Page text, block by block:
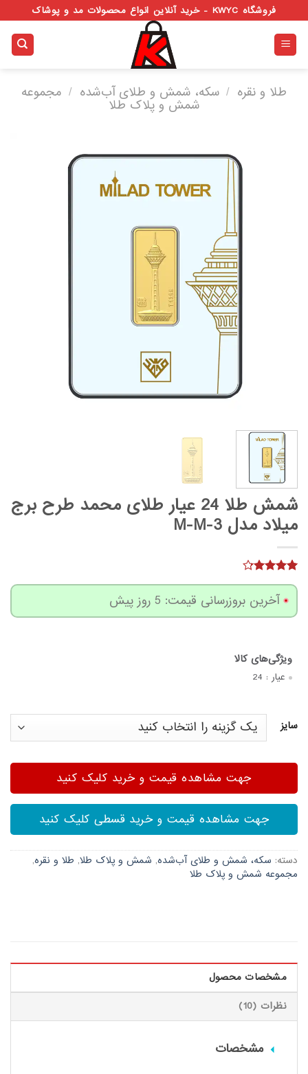
to
content
فروشگاه KWYC - خرید آنلاین انواع محصولات مد و پوشاک
طلا و نقره / سکه، شمش و طلای آب‌شده / مجموعه
شمش و پلاک طلا
شمش طلا 24 عیار طلای محمد طرح برج
میلاد مدل M-M-3
4.22
امتیاز
مشتری
آخرین بروزرسانی قیمت: 5 روز پیش
عیار : 24
سایز
جهت مشاهده قیمت و خرید کلیک کنید
جهت مشاهده قیمت و خرید قسطی کلیک کنید
دسته: سکه، شمش و طلای آب‌شده, شمش و پلاک طلا, طلا و نقره,
مجموعه شمش و پلاک طلا
مشخصات محصول
نظرات (10)
مشخصات